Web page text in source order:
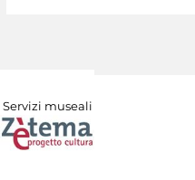
Servizi museali